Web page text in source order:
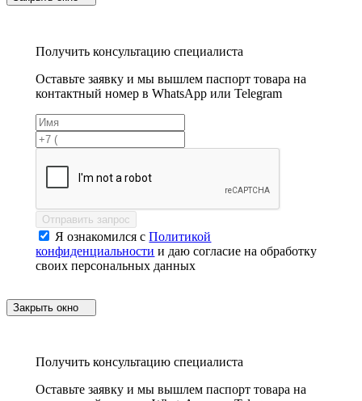
Получить консультацию специалиста
Оставьте заявку и мы вышлем паспорт товара на
контактный номер в WhatsApp или Telegram
Отправить запрос
Я ознакомился сПолитикой
конфиденциальности и даю согласие на обработку
своих персональных данных
Закрыть окно
Получить консультацию специалиста
Оставьте заявку и мы вышлем паспорт товара на